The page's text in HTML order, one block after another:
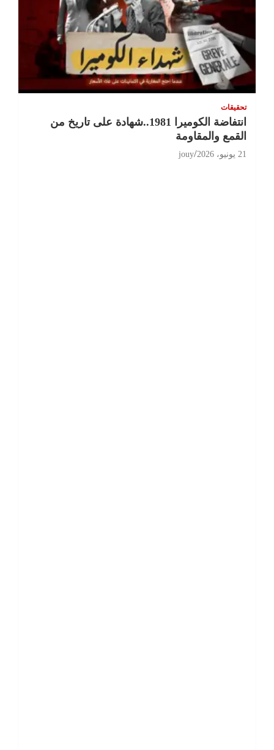
تحقيقات
انتفاضة الكوميرا 1981..شهادة على تاريخ من
القمع والمقاومة
21 يونيو، 2026 jouy